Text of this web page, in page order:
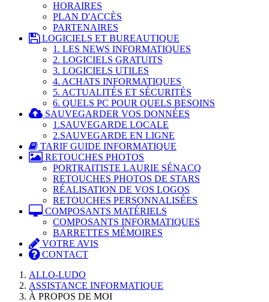
HORAIRES
PLAN D'ACCÈS
PARTENAIRES
LOGICIELS ET BUREAUTIQUE
1. LES NEWS INFORMATIQUES
2. LOGICIELS GRATUITS
3. LOGICIELS UTILES
4. ACHATS INFORMATIQUES
5. ACTUALITÉS ET SÉCURITÉS
6. QUELS PC POUR QUELS BESOINS
SAUVEGARDER VOS DONNÉES
1.SAUVEGARDE LOCALE
2.SAUVEGARDE EN LIGNE
TARIF GUIDE INFORMATIQUE
RETOUCHES PHOTOS
PORTRAITISTE LAURIE SÉNACQ
RETOUCHES PHOTOS DE STARS
RÉALISATION DE VOS LOGOS
RETOUCHES PERSONNALISÉES
COMPOSANTS MATÉRIELS
COMPOSANTS INFORMATIQUES
BARRETTES MÉMOIRES
VOTRE AVIS
CONTACT
ALLO-LUDO
ASSISTANCE INFORMATIQUE
À PROPOS DE MOI